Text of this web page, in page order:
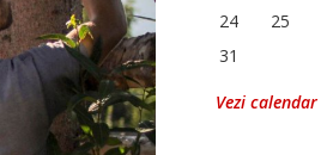
24
25
31
Vezi